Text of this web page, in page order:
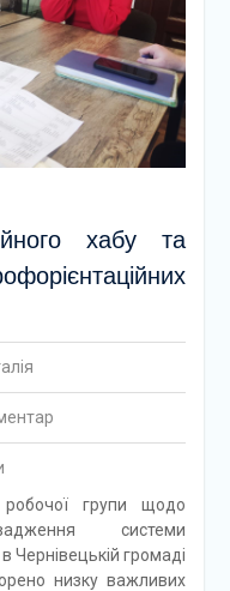
хабу та
робочої групи щодо
системи
в Чернівецькій громаді
низку важливих